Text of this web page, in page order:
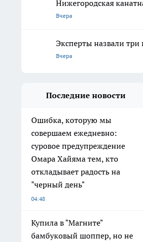
Нижегородская
Вчера
Эксперты назвали
Вчера
Последние новости
Ошибка, которую мы
совершаем ежедневно:
суровое предупреждение
Омара Хайяма тем, кто
откладывает радость на
"черный день"
04:48
Купила в "Магните"
бамбуковый шоппер, но не